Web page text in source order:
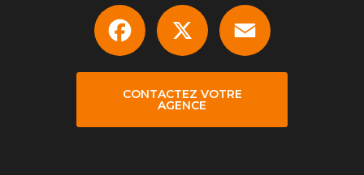
Facebook
CONTACTEZ VOTRE
AGENCE